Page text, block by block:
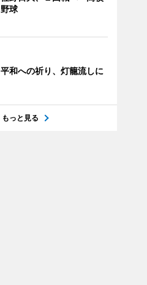
野球
平和への祈り、灯籠流しに
もっと見る